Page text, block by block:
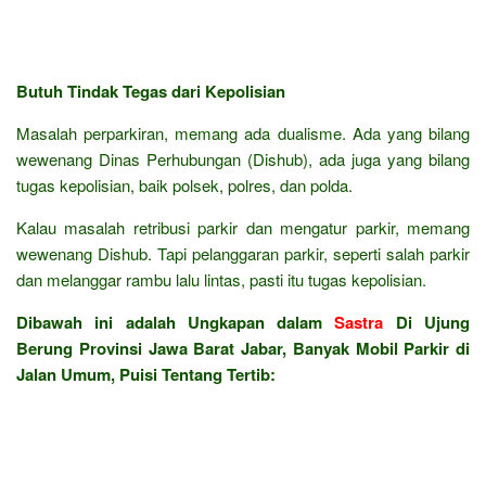
Butuh Tindak Tegas dari Kepolisian
Masalah perparkiran, memang ada dualisme. Ada yang bilang
wewenang Dinas Perhubungan (Dishub), ada juga yang bilang
tugas kepolisian, baik polsek, polres, dan polda.
Kalau masalah retribusi parkir dan mengatur parkir, memang
wewenang Dishub. Tapi pelanggaran parkir, seperti salah parkir
dan melanggar rambu lalu lintas, pasti itu tugas kepolisian.
Dibawah ini adalah Ungkapan dalamSastra Di Ujung
Berung Provinsi Jawa Barat Jabar, Banyak Mobil Parkir di
Jalan Umum, Puisi Tentang Tertib: